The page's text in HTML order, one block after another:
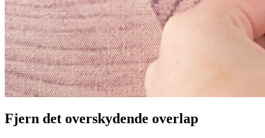
Fjern det overskydende overlap